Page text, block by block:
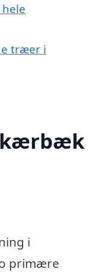
træer i
i
primære